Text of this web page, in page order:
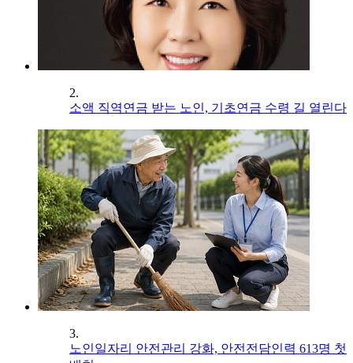
2.
소액 직역연금 받는 노인, 기초연금 수령 길 열린다
3.
노인일자리 안전관리 강화, 안전전담인력 613명 첫